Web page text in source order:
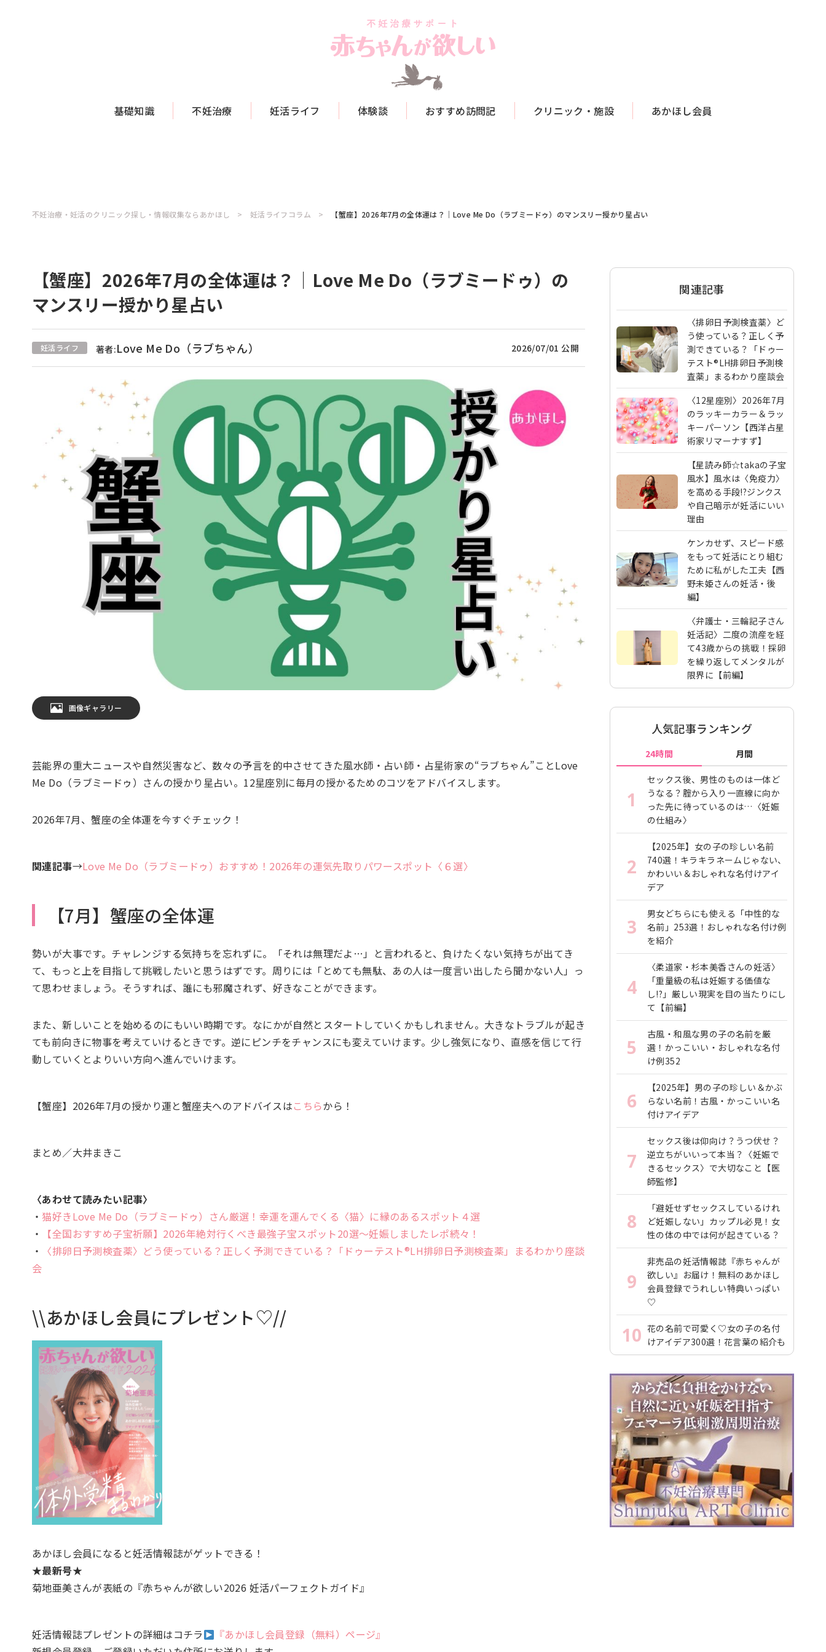
基礎知識 不妊治療 妊活ライフ 体験談 おすすめ訪問記 クリニック・施設 あかほし会員
不妊治療・妊活のクリニック探し・情報収集ならあかほし 妊活ライフコラム 【蟹座】2026年7月の全体運は？｜Love Me Do（ラブミードゥ）のマンスリー授かり星占い
【蟹座】2026年7月の全体運は？｜Love Me Do（ラブミードゥ）の
マンスリー授かり星占い
妊活ライフ 著者:Love Me Do（ラブちゃん） 2026/07/01 公開
画像ギャラリー
芸能界の重大ニュースや自然災害など、数々の予言を的中させてきた風水師・占い師・占星術家の“ラブちゃん”ことLove
Me Do（ラブミードゥ）さんの授かり星占い。12星座別に毎月の授かるためのコツをアドバイスします。
2026年7月、蟹座の全体運を今すぐチェック！
関連記事→Love Me Do（ラブミードゥ）おすすめ！2026年の運気先取りパワースポット〈６選〉
【7月】蟹座の全体運
勢いが大事です。チャレンジする気持ちを忘れずに。「それは無理だよ…」と言われると、負けたくない気持ちが出てき
て、もっと上を目指して挑戦したいと思うはずです。周りには「とめても無駄、あの人は一度言い出したら聞かない人」っ
て思わせましょう。そうすれば、誰にも邪魔されず、好きなことができます。
また、新しいことを始めるのにもいい時期です。なにかが自然とスタートしていくかもしれません。大きなトラブルが起き
ても前向きに物事を考えていけるときです。逆にピンチをチャンスにも変えていけます。少し強気になり、直感を信じて行
動していくとよりいい方向へ進んでいけます。
【蟹座】2026年7月の授かり運と蟹座夫へのアドバイスはこちらから！
まとめ／大井まきこ
〈あわせて読みたい記事〉
・ 猫好きLove Me Do（ラブミードゥ）さん厳選！幸運を運んでくる〈猫〉に縁のあるスポット４選
・
【全国おすすめ子宝祈願】2026年絶対行くべき最強子宝スポット20選〜妊娠しましたレポ続々！
・
〈排卵日予測検査薬〉どう使っている？正しく予測できている？「ドゥーテスト®LH排卵日予測検査薬」まるわかり座談
会
\\あかほし会員にプレゼント♡//
あかほし会員になると妊活情報誌がゲットできる！
★最新号★
菊地亜美さんが表紙の『赤ちゃんが欲しい2026 妊活パーフェクトガイド』
妊活情報誌プレゼントの詳細はコチラ
『あかほし会員登録（無料）ページ』
関連記事
〈排卵日予測検査薬〉ど
う使っている？正しく予
測できている？「ドゥー
テスト®LH排卵日予測検
査薬」まるわかり座談会
〈12星座別〉2026年7月
のラッキーカラー＆ラッ
キーパーソン【西洋占星
術家リマーナすず】
【星読み師☆takaの子宝
風水】風水は〈免疫力〉
を高める手段!?ジンクス
や自己暗示が妊活にいい
理由
ケンカせず、スピード感
をもって妊活にとり組む
ために私がした工夫【西
野未姫さんの妊活・後
編】
〈弁護士・三輪記子さん
妊活記〉二度の流産を経
て43歳からの挑戦！採卵
を繰り返してメンタルが
限界に【前編】
人気記事ランキング
24時間 月間
1
セックス後、男性のものは一体ど
うなる？腟から入り一直線に向か
った先に待っているのは…〈妊娠
の仕組み〉
2
【2025年】女の子の珍しい名前
740選！キラキラネームじゃない、
かわいい＆おしゃれな名付けアイ
デア
3
男女どちらにも使える「中性的な
名前」253選！おしゃれな名付け例
を紹介
4
〈柔道家・杉本美香さんの妊活〉
「重量級の私は妊娠する価値な
し!?」厳しい現実を目の当たりにし
て【前編】
5
古風・和風な男の子の名前を厳
選！かっこいい・おしゃれな名付
け例352
6
【2025年】男の子の珍しい＆かぶ
らない名前！古風・かっこいい名
付けアイデア
7
セックス後は仰向け？うつ伏せ？
逆立ちがいいって本当？〈妊娠で
きるセックス〉で大切なこと【医
師監修】
8
「避妊せずセックスしているけれ
ど妊娠しない」カップル必見！女
性の体の中では何が起きている？
9
非売品の妊活情報誌『赤ちゃんが
欲しい』お届け！無料のあかほし
会員登録でうれしい特典いっぱい
♡
10 花の名前で可愛く♡女の子の名付
けアイデア300選！花言葉の紹介も